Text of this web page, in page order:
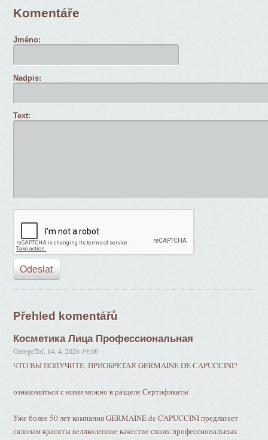
Komentáře
Jméno:
Nadpis:
Text:
Přehled komentářů
Косметика Лица Профессиональная
GeorgeTof, 14. 4. 2026 19:00
ЧТО ВЫ ПОЛУЧИТЕ, ПРИОБРЕТАЯ GERMAINE DE CAPUCCINI?
ознакомиться с ними можно в разделе Сертификаты
Уже более 50 лет компания GERMAINE de CAPUCCINI предлагает
салонам красоты великолепное качество своих профессиональных